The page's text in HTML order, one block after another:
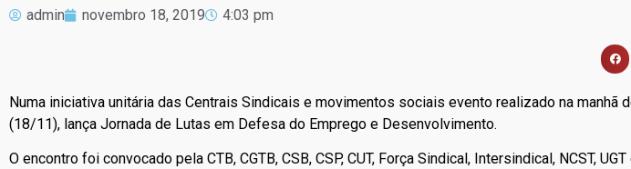
admin novembro 18, 2019 4:03 pm
Numa iniciativa unitária das Centrais Sindicais e movimentos sociais evento realizado na manhã
(18/11), lança Jornada de Lutas em Defesa do Emprego e Desenvolvimento.
O encontro foi convocado pela CTB, CGTB, CSB, CSP, CUT, Força Sindical, Intersindical, NCST,